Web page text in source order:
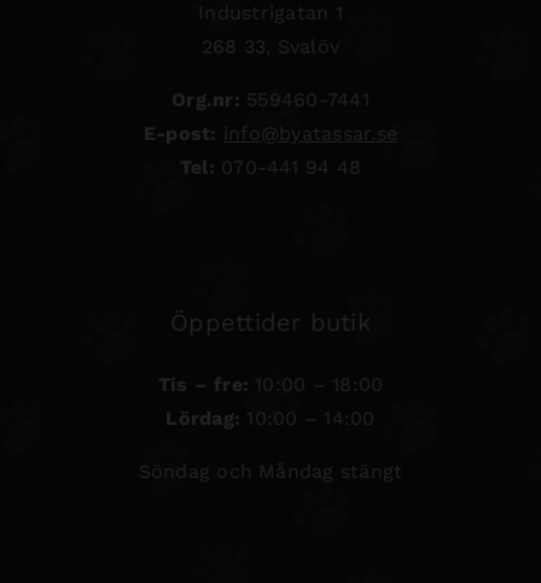
Industrigatan 1
268 33, Svalöv
Org.nr: 559460-7441
E-post: info@byatassar.se
Tel: 070-441 94 48
Öppettider butik
Tis – fre: 10:00 – 18:00
Lördag: 10:00 – 14:00
Söndag och Måndag stängt